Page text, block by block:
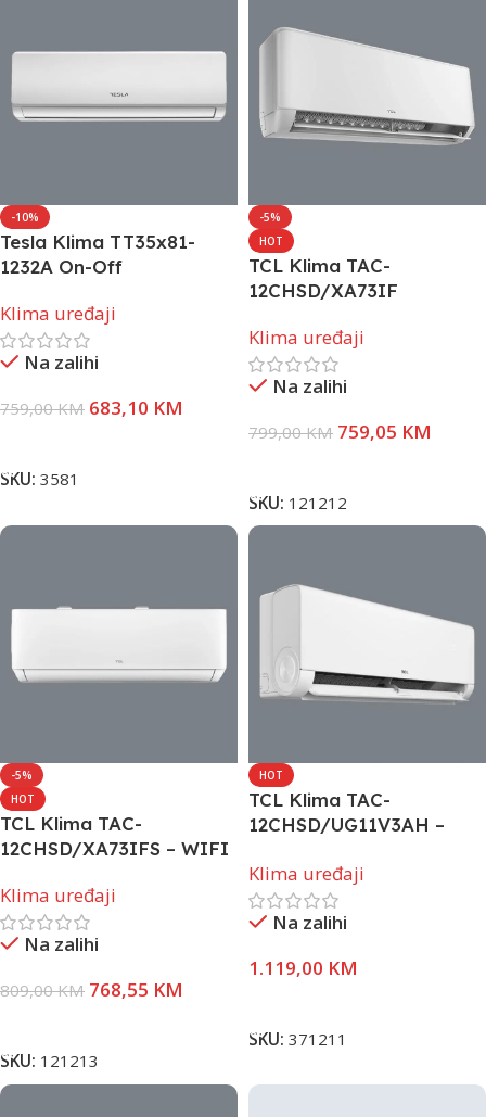
-10%
Tesla Klima TT35x81-
1232A On-Off
Klima uređaji
Na zalihi
759,00KM 683,10 KM
SKU: 3581
-5%
HOT
TCL Klima TAC-
12CHSD/XA73IF
Klima uređaji
Na zalihi
799,00KM 759,05 KM
SKU: 121212
-5%
HOT
TCL Klima TAC-
12CHSD/XA73IFS – WIFI
Klima uređaji
Na zalihi
809,00KM 768,55 KM
SKU: 121213
HOT
TCL Klima TAC-
12CHSD/UG11V3AH –
jedinice, Wi-Fi
Klima uređaji
Na zalihi
1.119,00 KM
SKU: 371211